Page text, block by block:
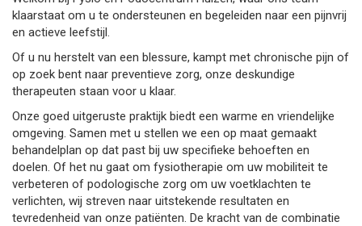
klaarstaat om u te ondersteunen en begeleiden naar een pijnvrij
en actieve leefstijl.
Of u nu herstelt van een blessure, kampt met chronische pijn of
op zoek bent naar preventieve zorg, onze deskundige
therapeuten staan voor u klaar.
Onze goed uitgeruste praktijk biedt een warme en vriendelijke
omgeving. Samen met u stellen we een op maat gemaakt
behandelplan op dat past bij uw specifieke behoeften en
doelen. Of het nu gaat om fysiotherapie om uw mobiliteit te
verbeteren of podologische zorg om uw voetklachten te
verlichten, wij streven naar uitstekende resultaten en
tevredenheid van onze patiënten. De kracht van de combinatie